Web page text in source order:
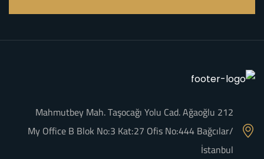
Mahmutbey Mah. Taşocağı Yolu Cad. Ağaoğlu 212
My Office B Blok No:3 Kat:27 Ofis No:444 Bağcılar/
İstanbul